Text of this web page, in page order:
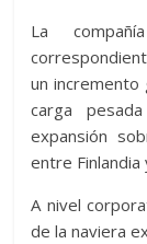
La
un incremento
carga
expansión
entre Finlandia
A nivel
de la naviera